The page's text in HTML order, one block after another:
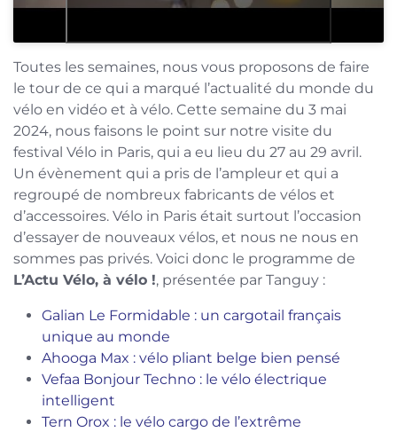
Toutes les semaines, nous vous proposons de faire
le tour de ce qui a marqué l’actualité du monde du
vélo en vidéo et à vélo. Cette semaine du 3 mai
2024, nous faisons le point sur notre visite du
festival Vélo in Paris, qui a eu lieu du 27 au 29 avril.
Un évènement qui a pris de l’ampleur et qui a
regroupé de nombreux fabricants de vélos et
d’accessoires. Vélo in Paris était surtout l’occasion
d’essayer de nouveaux vélos, et nous ne nous en
sommes pas privés. Voici donc le programme de
L’Actu Vélo, à vélo !, présentée par Tanguy :
Galian Le Formidable : un cargotail français
unique au monde
Ahooga Max : vélo pliant belge bien pensé
Vefaa Bonjour Techno : le vélo électrique
intelligent
Tern Orox : le vélo cargo de l’extrême